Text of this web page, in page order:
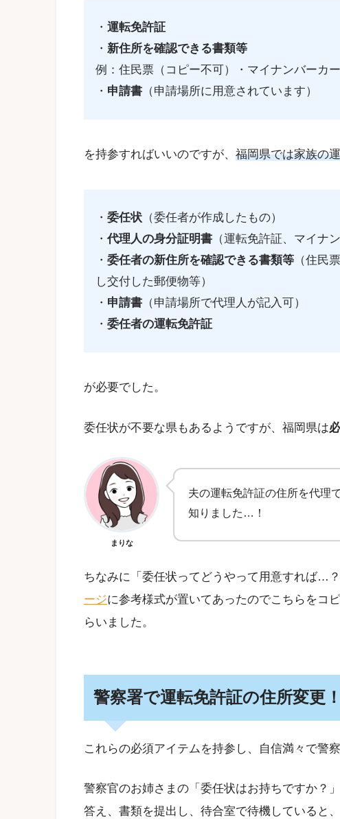
・運転免許証
・新住所を確認できる書類等
例：住民票（コピー不可）・マイナンバーカ
・ 申請書 （申請場所に用意されています）
を持参すればいいのですが、 福岡県では家族の
・委任状 （委任者が作成したもの）
・代理人の身分証明書 （運転免許証、マイナ
・委任者の新住所を確認できる書類等 （住民
し交付した郵便物等）
・ 申請書 （申請場所で代理人が記入可）
・委任者の運転免許証
が必要でした。
委任状が不要な県もあるようですが、福岡県は
まりな
夫の運転免許証の住所を代理
知りました…！
ちなみに「委任状ってどうやって用意すれば…？
ージに参考様式が置いてあったのでこちらをコ
らいました。
警察署で運転免許証の住所変更
これらの必須アイテムを持参し、自信満々で警
警察官のお姉さまの「委任状はお持ちですか？
答え、書類を提出し、待合室で待機していると